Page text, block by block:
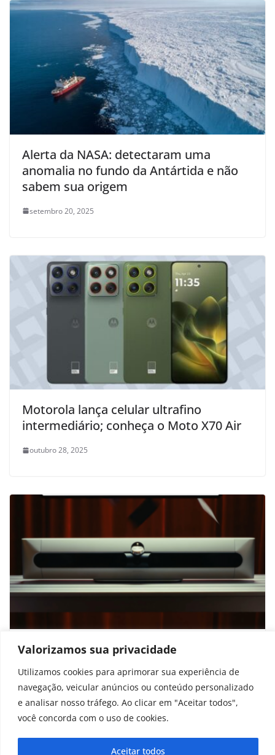
Valorizamos sua privacidade
Utilizamos cookies para aprimorar sua experiência de
navegação, veicular anúncios ou conteúdo personalizado
e analisar nosso tráfego. Ao clicar em "Aceitar todos",
você concorda com o uso de cookies.
Aceitar todos
Alerta da NASA: detectaram uma
anomalia no fundo da Antártida e não
sabem sua origem
setembro 20, 2025
Motorola lança celular ultrafino
intermediário; conheça o Moto X70 Air
outubro 28, 2025
Dinamarquesa lança caixa de som de R$
31 mil feita de alumínio e carvalho
novembro 5, 2025